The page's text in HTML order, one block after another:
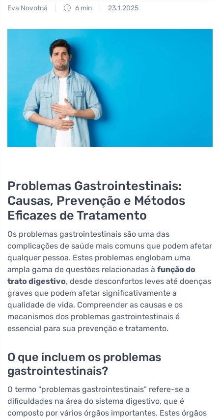
Eva Novotná 6 min 23.1.2025
Problemas Gastrointestinais:
Causas, Prevenção e Métodos
Eficazes de Tratamento
Os problemas gastrointestinais são uma das
complicações de saúde mais comuns que podem afetar
qualquer pessoa. Estes problemas englobam uma
ampla gama de questões relacionadas à função do
trato digestivo, desde desconfortos leves até doenças
graves que podem afetar significativamente a
qualidade de vida. Compreender as causas e os
mecanismos dos problemas gastrointestinais é
essencial para sua prevenção e tratamento.
O que incluem os problemas
gastrointestinais?
O termo "problemas gastrointestinais" refere-se a
dificuldades na área do sistema digestivo, que é
composto por vários órgãos importantes. Estes órgãos